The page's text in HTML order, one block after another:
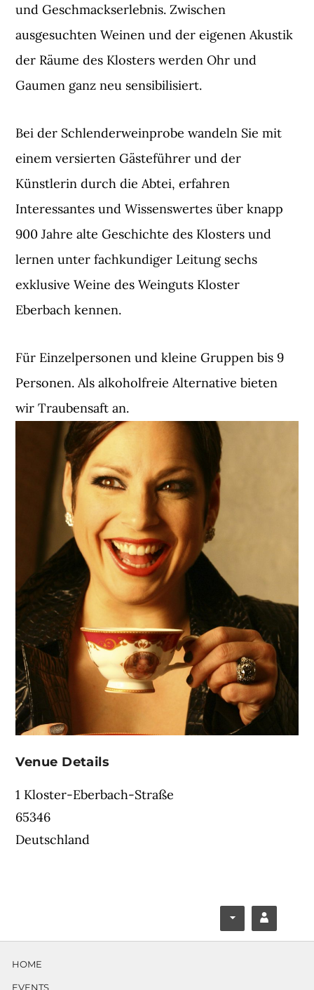
und Geschmackserlebnis. Zwischen
ausgesuchten Weinen und der eigenen Akustik
der Räume des Klosters werden Ohr und
Gaumen ganz neu sensibilisiert.
Bei der Schlenderweinprobe wandeln Sie mit
einem versierten Gästeführer und der
Künstlerin durch die Abtei, erfahren
Interessantes und Wissenswertes über knapp
900 Jahre alte Geschichte des Klosters und
lernen unter fachkundiger Leitung sechs
exklusive Weine des Weinguts Kloster
Eberbach kennen.
Für Einzelpersonen und kleine Gruppen bis 9
Personen. Als alkoholfreie Alternative bieten
wir Traubensaft an.
Venue Details
1 Kloster-Eberbach-Straße
65346
Deutschland
ace
ouT
HOME
EVENTS